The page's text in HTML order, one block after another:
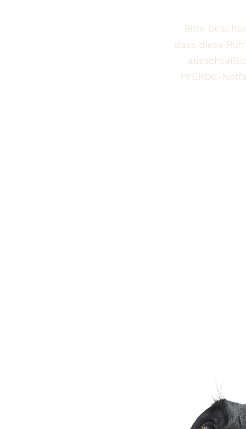
Bitte
dass diese
PFERDE-